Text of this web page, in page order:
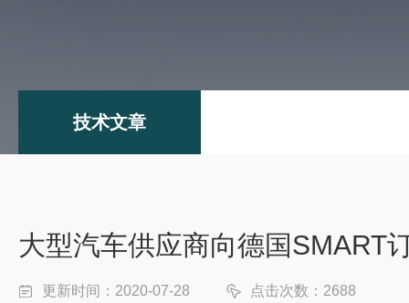
技术文章
大型汽车供应商向德国SMART
更新时间：2020-07-28 点击次数：2688